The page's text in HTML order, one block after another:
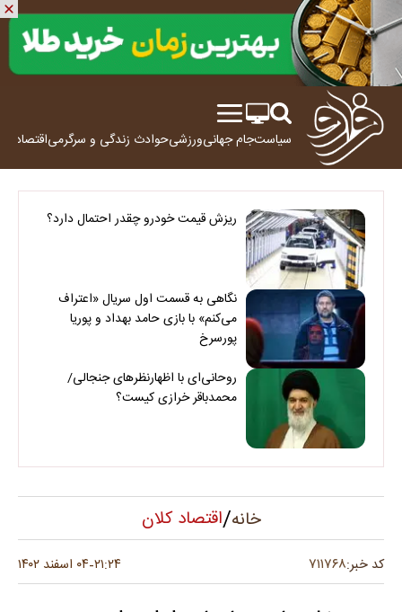
سیاستجام جهانیورزشیحوادث زندگی و سرگرمیاقتصاد
ریزش قیمت خودرو چقدر احتمال دارد؟
نگاهی به قسمت اول سریال «اعتراف
می‌کنم» با بازی حامد بهداد و پوریا
پورسرخ
روحانی‌ای با اظهارنظرهای جنجالی/
محمدباقر خرازی کیست؟
خانه/اقتصاد کلان
کد خبر:۷۱۱۷۶۸ ۲۱:۲۴-۰۴ اسفند ۱۴۰۲